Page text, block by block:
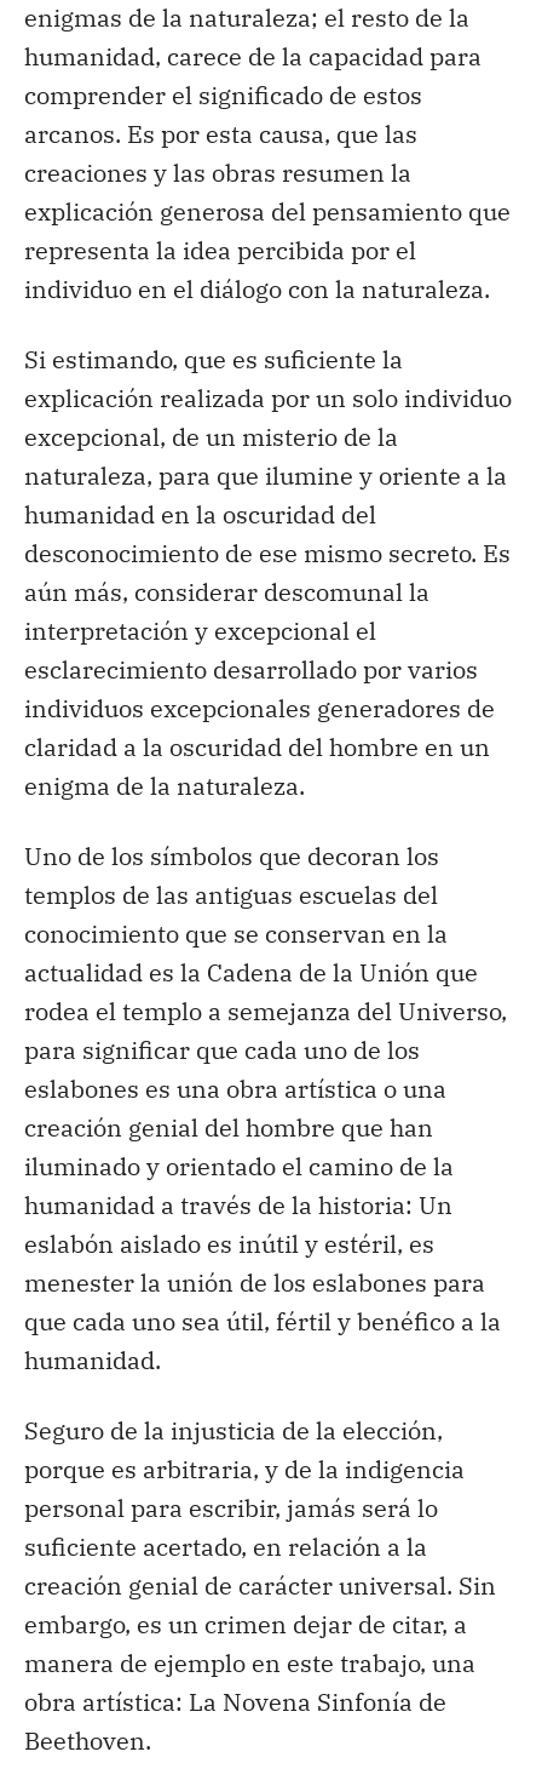
enigmas de la naturaleza; el resto de la
humanidad, carece de la capacidad para
comprender el significado de estos
arcanos. Es por esta causa, que las
creaciones y las obras resumen la
explicación generosa del pensamiento que
representa la idea percibida por el
individuo en el diálogo con la naturaleza.
Si estimando, que es suficiente la
explicación realizada por un solo individuo
excepcional, de un misterio de la
naturaleza, para que ilumine y oriente a la
humanidad en la oscuridad del
desconocimiento de ese mismo secreto. Es
aún más, considerar descomunal la
interpretación y excepcional el
esclarecimiento desarrollado por varios
individuos excepcionales generadores de
claridad a la oscuridad del hombre en un
enigma de la naturaleza.
Uno de los símbolos que decoran los
templos de las antiguas escuelas del
conocimiento que se conservan en la
actualidad es la Cadena de la Unión que
rodea el templo a semejanza del Universo,
para significar que cada uno de los
eslabones es una obra artística o una
creación genial del hombre que han
iluminado y orientado el camino de la
humanidad a través de la historia: Un
eslabón aislado es inútil y estéril, es
menester la unión de los eslabones para
que cada uno sea útil, fértil y benéfico a la
humanidad.
Seguro de la injusticia de la elección,
porque es arbitraria, y de la indigencia
personal para escribir, jamás será lo
suficiente acertado, en relación a la
creación genial de carácter universal. Sin
embargo, es un crimen dejar de citar, a
manera de ejemplo en este trabajo, una
obra artística: La Novena Sinfonía de
Beethoven.